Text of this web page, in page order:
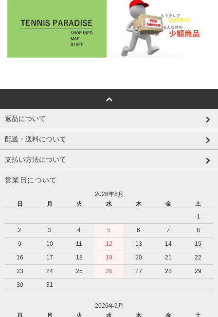
返品について
配送・送料について
支払い方法について
営業日について
2026年8月
日
月 火 水 木 金
土
1
2
3 4 5 6 7
8
9
10 11 12 13 14
15
16
17 18 19 20 21
22
23
24 25 26 27 28
29
30
31
2026年9月
日
月 火 水 木 金
土